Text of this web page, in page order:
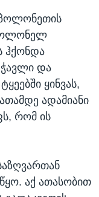
პოლონეთის
ჰქონდა
ჭავლი და
ყინვას,
ადამიანი
რომ ის
აქ ათასობით